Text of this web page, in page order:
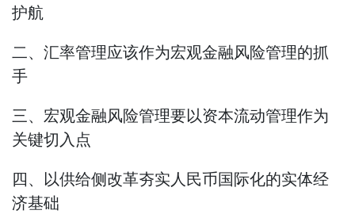
护航
二、汇率管理应该作为宏观金融风险管理的抓
手
三、宏观金融风险管理要以资本流动管理作为
关键切入点
四、以供给侧改革夯实人民币国际化的实体经
济基础